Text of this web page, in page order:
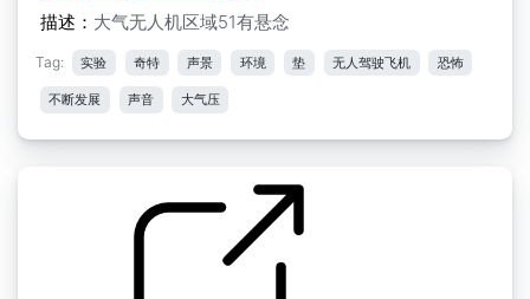
描述： 大气无人机区域51有悬念
Tag: 实验 奇特 声景 环境 垫 无人驾驶飞机 恐怖
不断发展 声音 大气压